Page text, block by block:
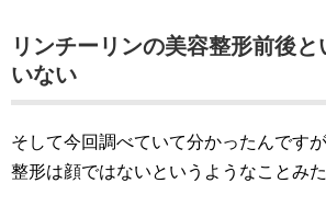
リンチーリンの美容整形前後
いない
そして今回調べていて分かったんです
整形は顔ではないというようなことみた